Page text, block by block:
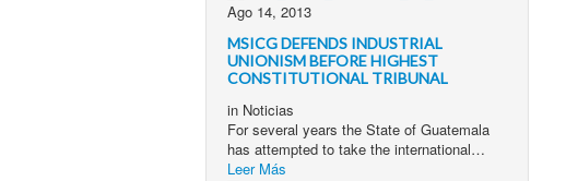
Ago 14, 2013
MSICG DEFENDS INDUSTRIAL
UNIONISM BEFORE HIGHEST
CONSTITUTIONAL TRIBUNAL
in Noticias
For several years the State of Guatemala
has attempted to take the international…
Leer Más